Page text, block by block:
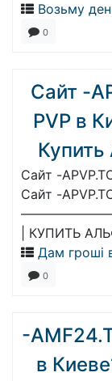
Возьму
0
Сайт -
PVP в
Купить
Сайт -
Сайт -
| КУПИТЬ
Дам гроші
0
-
в